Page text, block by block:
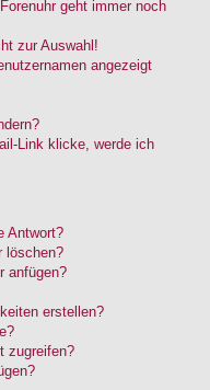
geht immer noch
zur Auswahl!
angezeigt
Link klicke, werde ich
Antwort?
löschen?
anfügen?
erstellen?
zugreifen?